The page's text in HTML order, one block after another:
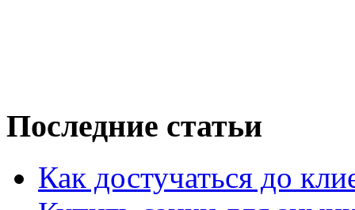
Последние статьи
Как достучаться до